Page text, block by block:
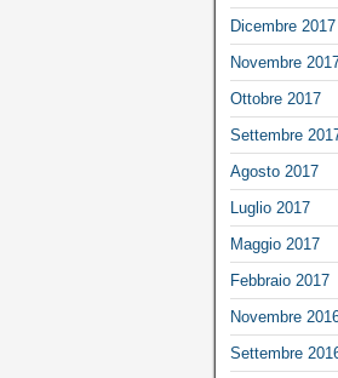
Dicembre 2017
Novembre
Ottobre 2017
Settembre
Agosto 2017
Luglio 2017
Maggio 2017
Febbraio 2017
Novembre
Settembre